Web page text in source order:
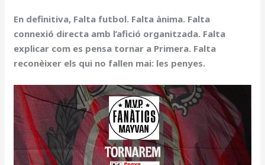
En definitiva, Falta futbol. Falta ànima. Falta
connexió directa amb l’afició organitzada. Falta
explicar com es pensa tornar a Primera. Falta
reconèixer els qui no fallen mai: les penyes.